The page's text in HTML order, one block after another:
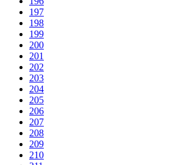
197
198
199
200
201
202
203
204
205
206
207
208
209
210